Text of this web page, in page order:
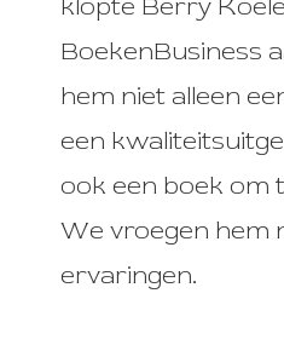
klopte Berry
BoekenBusiness
hem niet alleen
een
ook een boek om
We vroegen hem
ervaringen.